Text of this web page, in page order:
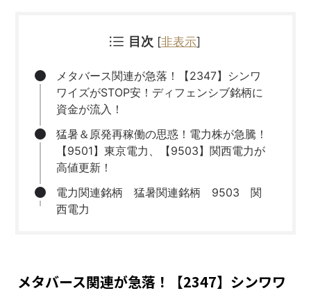
目次 [非表示]
メタバース関連が急落！【2347】シンワ
ワイズがSTOP安！ディフェンシブ銘柄に
資金が流入！
猛暑＆原発再稼働の思惑！電力株が急騰！
【9501】東京電力、【9503】関西電力が
高値更新！
電力関連銘柄 猛暑関連銘柄 9503 関
西電力
メタバース関連が急落！【2347】シンワワ